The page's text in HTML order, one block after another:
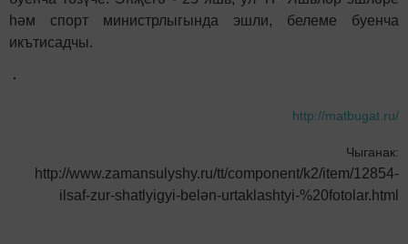
һәм спорт министрлыгында эшли, белеме буенча
икътисадчы.
http://matbugat.ru/
Чыганак:
http://www.zamansulyshy.ru/tt/component/k2/item/12854-
ilsaf-zur-shatlyigyi-belәn-urtaklashtyi-%20fotolar.html